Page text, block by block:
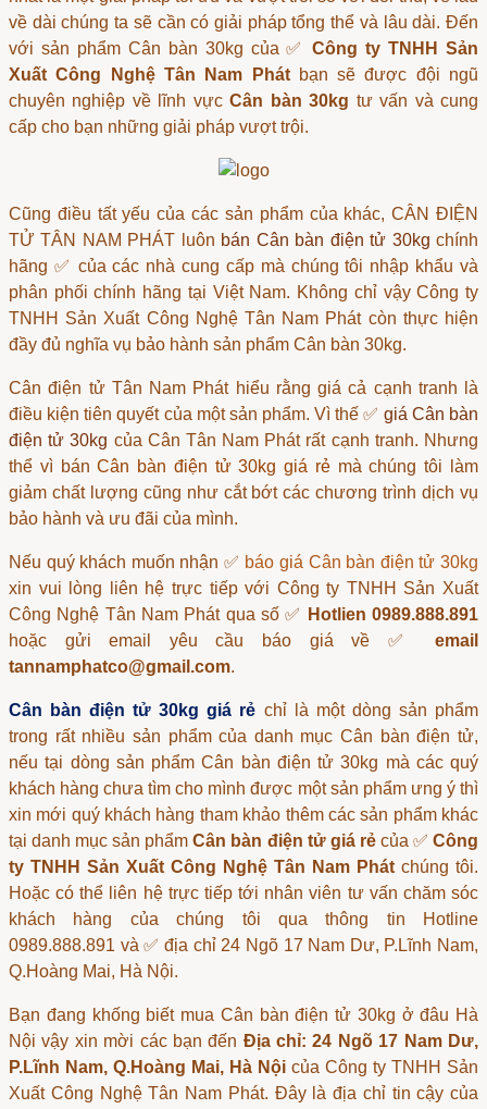
về dài chúng ta sẽ cần có giải pháp tổng thể và lâu dài. Đến
với sản phẩm Cân bàn 30kg của ✅Công ty TNHH Sản
Xuất Công Nghệ Tân Nam Phátbạn sẽ được đội ngũ
chuyên nghiệp về lĩnh vựcCân bàn 30kg tư vấn và cung
cấp cho bạn những giải pháp vượt trội.
Cũng điều tất yếu của các sản phẩm của khác, CÂN ĐIỆN
TỬ TÂN NAM PHÁT luôn bán Cân bàn điện tử 30kg chính
hãng ✅ của các nhà cung cấp mà chúng tôi nhập khẩu và
phân phối chính hãng tại Việt Nam. Không chỉ vậy Công ty
TNHH Sản Xuất Công Nghệ Tân Nam Phát còn thực hiện
đầy đủ nghĩa vụ bảo hành sản phẩm Cân bàn 30kg.
Cân điện tử Tân Nam Pháthiểu rằng giá cả cạnh tranh là
điều kiện tiên quyết của một sản phẩm. Vì thế ✅ giá Cân bàn
điện tử 30kg của Cân Tân Nam Phát rất cạnh tranh. Nhưng
thể vì bánCân bàn điện tử 30kg giá rẻmà chúng tôi làm
giảm chất lượng cũng như cắt bớt các chương trình dịch vụ
bảo hành và ưu đãi của mình.
Nếu quý khách muốn nhận ✅ báo giá Cân bàn điện tử 30kg
xin vui lòng liên hệ trực tiếp với Công ty TNHH Sản Xuất
Công Nghệ Tân Nam Phát qua số ✅
Hotlien 0989.888.891
hoặc gửi email yêu cầu báo giá về ✅ email
tannamphatco@gmail.com.
Cân bàn điện tử 30kg giá rẻ chỉ là một dòng sản phẩm
trong rất nhiều sản phẩm của danh mụcCân bàn điện tử,
nếu tại dòng sản phẩmCân bàn điện tử 30kg mà các quý
khách hàng chưa tìm cho mình được một sản phẩm ưng ý thì
xin mới quý khách hàng tham khảo thêm các sản phẩm khác
tại danh mục sản phẩmCân bàn điện tử giá rẻcủa ✅Công
ty TNHH Sản Xuất Công Nghệ Tân Nam Phát chúng tôi.
Hoặc có thể liên hệ trực tiếp tới nhân viên tư vấn chăm sóc
khách hàng của chúng tôi qua thông tin Hotline
0989.888.891 và ✅ địa chỉ 24 Ngõ 17 Nam Dư, P.Lĩnh Nam,
Q.Hoàng Mai, Hà Nội.
Bạn đang khống biết mua Cân bàn điện tử 30kg ở đâu Hà
Nội vậy xin mời các bạn đến Địa chỉ: 24 Ngõ 17 Nam Dư,
P.Lĩnh Nam, Q.Hoàng Mai, Hà Nội của Công ty TNHH Sản
Xuất Công Nghệ Tân Nam Phát. Đây là địa chỉ tin cậy của